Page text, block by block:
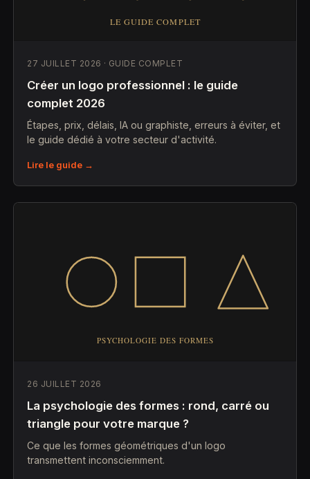
27 JUILLET 2026 · GUIDE COMPLET
Créer un logo professionnel : le guide
complet 2026
Étapes, prix, délais, IA ou graphiste, erreurs à éviter, et
le guide dédié à votre secteur d'activité.
Lire le guide →
26 JUILLET 2026
La psychologie des formes : rond, carré ou
triangle pour votre marque ?
Ce que les formes géométriques d'un logo
transmettent inconsciemment.